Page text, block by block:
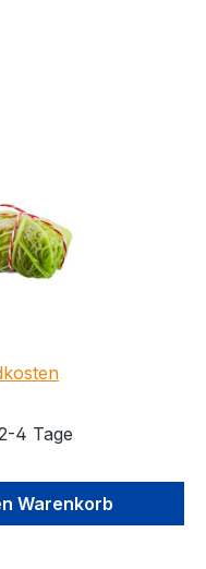
4 Tage
Warenkorb